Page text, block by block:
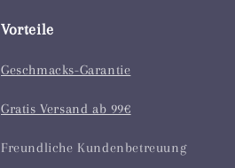
Vorteile
Geschmacks-Garantie
Gratis Versand ab 99€
Freundliche Kundenbetreuung